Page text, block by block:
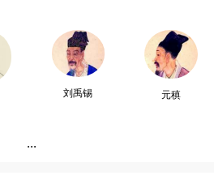
刘禹锡 元稹
...